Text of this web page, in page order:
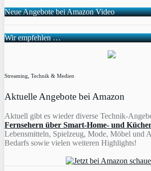
Neue Angebote bei Amazon Video
Wir empfehlen …
Streaming, Technik & Medien
Aktuelle Angebote bei Amazon
Aktuell gibt es wieder diverse Technik-
Fernsehern über Smart-Home- und
Lebensmitteln, Spielzeug, Mode, Möbel und
Bedarfs sowie vielen weiteren Highlights!